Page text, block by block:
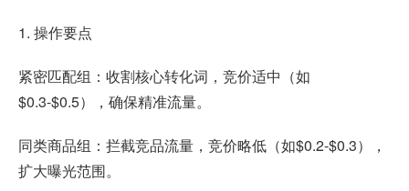
1. 操作要点
紧密匹配组：收割核心转化词，竞价适中（如
$0.3-$0.5），确保精准流量。
同类商品组：拦截竞品流量，竞价略低（如$0.2-$0.3），
扩大曝光范围。